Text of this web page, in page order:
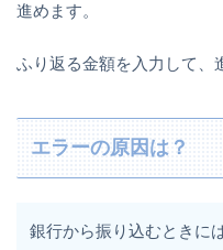
進めます。
ふり返る金額を入力して、
エラーの原因は？
銀行から振り込むときに